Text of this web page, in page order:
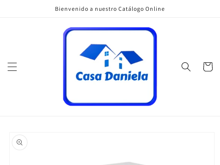
Bienvenido a nuestro Catálogo Online
Carrito
a la
información